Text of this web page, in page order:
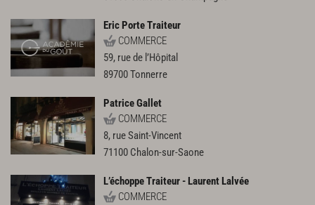
Eric Porte Traiteur
COMMERCE
59, rue de l’Hôpital
89700Tonnerre
Patrice Gallet
COMMERCE
8, rue Saint-Vincent
71100 Chalon-sur-Saone
L’échoppe Traiteur - Laurent Lalvée
COMMERCE